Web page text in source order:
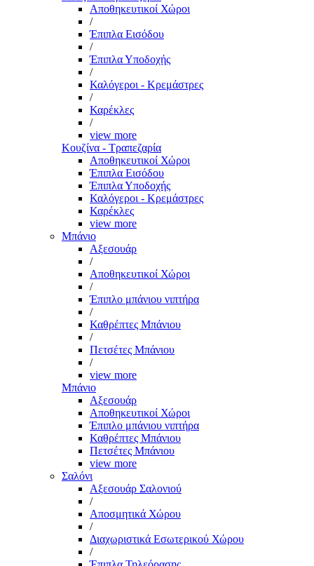
Αποθηκευτικοί Χώροι
/
Έπιπλα Εισόδου
/
Έπιπλα Υποδοχής
/
Καλόγεροι - Κρεμάστρες
/
Καρέκλες
/
view more
Κουζίνα - Τραπεζαρία
Αποθηκευτικοί Χώροι
Έπιπλα Εισόδου
Έπιπλα Υποδοχής
Καλόγεροι - Κρεμάστρες
Καρέκλες
view more
Μπάνιο
Αξεσουάρ
/
Αποθηκευτικοί Χώροι
/
Έπιπλο μπάνιου νιπτήρα
/
Καθρέπτες Μπάνιου
/
Πετσέτες Μπάνιου
/
view more
Μπάνιο
Αξεσουάρ
Αποθηκευτικοί Χώροι
Έπιπλο μπάνιου νιπτήρα
Καθρέπτες Μπάνιου
Πετσέτες Μπάνιου
view more
Σαλόνι
Αξεσουάρ Σαλονιού
/
Αποσμητικά Χώρου
/
Διαχωριστικά Εσωτερικού Χώρου
/